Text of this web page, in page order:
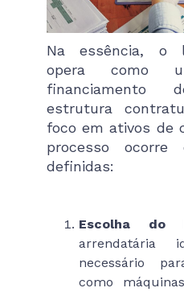
Na essência, o
opera como
estrutura
foco em ativos de
processo
definidas:
Escolha do
arrendatária
necessário
como